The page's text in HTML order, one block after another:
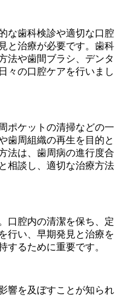
な歯科検診や適切な口腔
と治療が必要です。歯科
法や歯間ブラシ、デンタ
々の口腔ケアを行いまし
ポケットの清掃などの一
歯周組織の再生を目的と
法は、歯周病の進行度合
相談し、適切な治療方法
口腔内の清潔を保ち、定
行い、早期発見と治療を
するために重要です。
響を及ぼすことが知られ